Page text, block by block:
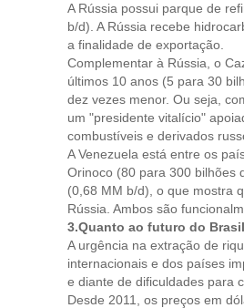
A Rússia possui parque de
b/d). A Rússia recebe
a finalidade de exportação.
Complementar à Rússia, o
últimos 10 anos (5 para 30
dez vezes menor. Ou seja,
um "presidente vitalício"
combustíveis e derivados
A Venezuela está entre os
Orinoco (80 para 300 bilhões
(0,68 MM b/d), o que mostra
Rússia. Ambos são
3.Quanto ao futuro do Brasil
A urgência na extração de
internacionais e dos países
e diante de dificuldades para
Desde 2011, os preços em